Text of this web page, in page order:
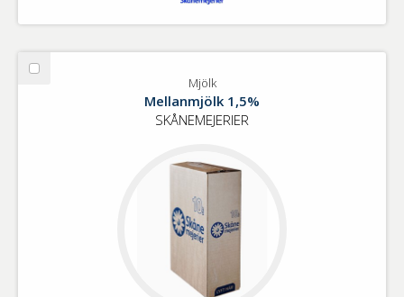
Välj
Mjölk
Mellanmjölk 1,5%
SKÅNEMEJERIER